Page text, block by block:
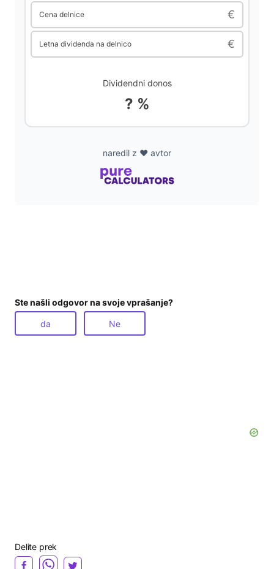
e
o
Cena delnice €
Letna dividenda na delnico €
Dividendni donos
? %
naredil z ❤️ avtor
Ste našli odgovor na svoje vprašanje?
da Ne
Delite prek